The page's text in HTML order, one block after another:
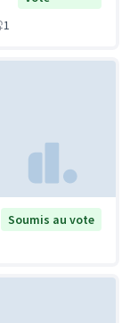
1
Soumis au vote